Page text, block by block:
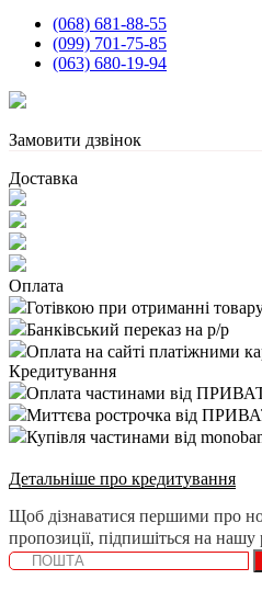
(068) 681-88-55
(099) 701-75-85
(063) 680-19-94
Замовити дзвінок
Доставка
Оплата
Готівкою при отриманні
Банківський переказ на р/р
Оплата на сайті платіжними
Кредитування
Оплата частинами від
Миттєва рострочка від
Купівля частинами від
Детальніше про кредитування
Щоб дізнаватися першими про
пропозиції, підпишіться на нашу